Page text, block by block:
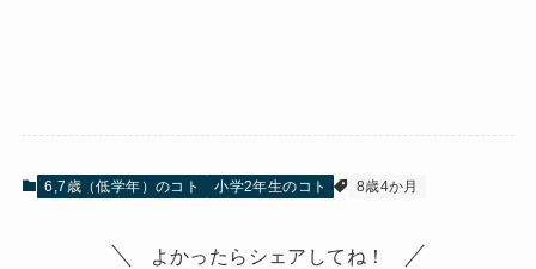
6,7歳（低学年）のコト 小学2年生のコト 8歳4か月
よかったらシェアしてね！